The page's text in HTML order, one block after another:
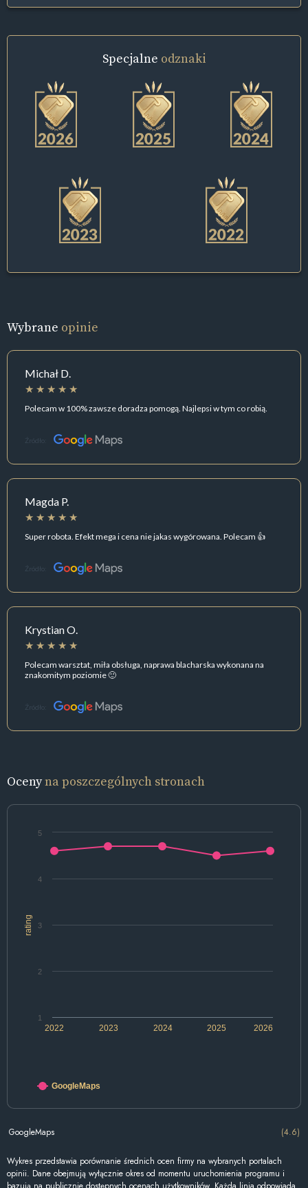
Specjalne odznaki
Wybrane opinie
Michał D.
Polecam w 100% zawsze doradza pomogą. Najlepsi w tym co robią.
Źródło:
Magda P.
Super robota. Efekt mega i cena nie jakas wygórowana. Polecam 👍
Źródło:
Krystian O.
Polecam warsztat, miła obsługa, naprawa blacharska wykonana na
znakomitym poziomie 🙂
Źródło:
Ocenyna poszczególnych stronach
rating
2022 2024 2026
2023 2025
1
2
3
4
5
GoogleMaps
GoogleMaps (4.6)
Wykres przedstawia porównanie średnich ocen firmy na wybranych portalach
opinii. Dane obejmują wyłącznie okres od momentu uruchomienia programu i